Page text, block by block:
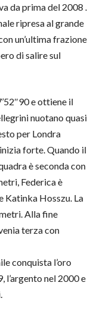
da prima del 2008 .
ripresa al grande
un’ultima frazione
di salire sul
e ottiene il
nuotano quasi
per Londra
inizia forte. Quando il
è seconda con
Federica è
Katinka Hosszu. La
Alla fine
terza con
conquista l’oro
l’argento nel 2000 e